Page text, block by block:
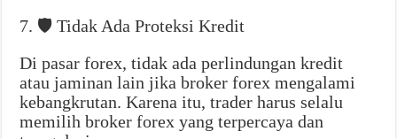
7. 🛡️ Tidak Ada Proteksi Kredit
Di pasar forex, tidak ada perlindungan kredit
atau jaminan lain jika broker forex mengalami
kebangkrutan. Karena itu, trader harus selalu
memilih broker forex yang terpercaya dan